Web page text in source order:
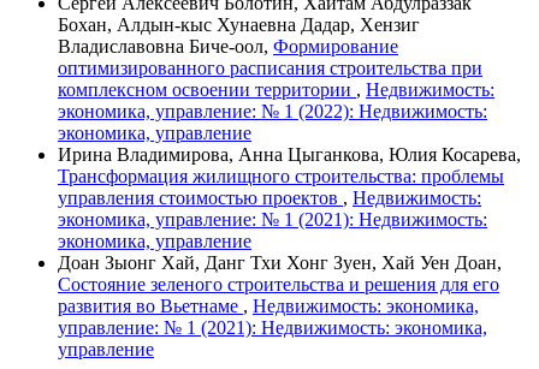
Бохан, Алдын-кыс Хунаевна Дадар, Хензиг
Владиславовна Биче-оол, Формирование
оптимизированного расписания строительства при
комплексном освоении территории , Недвижимость:
экономика, управление: № 1 (2022): Недвижимость:
экономика, управление
Ирина Владимирова, Анна Цыганкова, Юлия Косарева,
Трансформация жилищного строительства: проблемы
управления стоимостью проектов , Недвижимость:
экономика, управление: № 1 (2021): Недвижимость:
экономика, управление
Доан Зыонг Хай, Данг Тхи Хонг Зуен, Хай Уен Доан,
Состояние зеленого строительства и решения для его
развития во Вьетнаме , Недвижимость: экономика,
управление: № 1 (2021): Недвижимость: экономика,
управление